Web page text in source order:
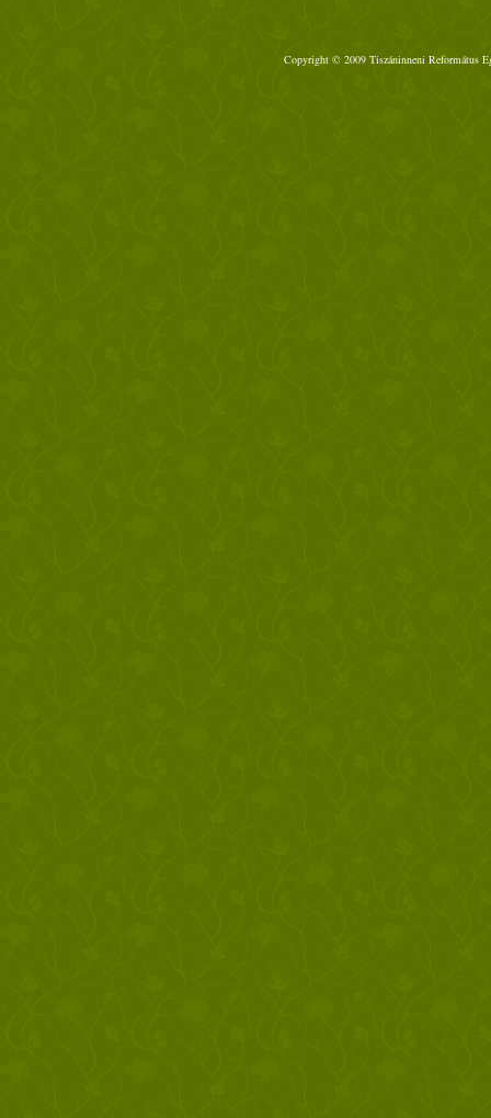
Copyright © 2009 Tiszáninneni Református